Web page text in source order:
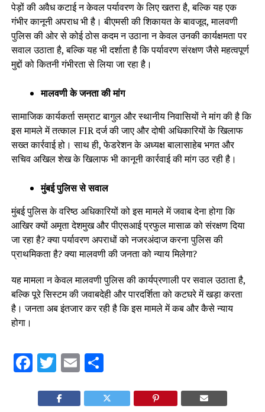
पेड़ों की अवैध कटाई न केवल पर्यावरण के लिए खतरा है, बल्कि यह एक
गंभीर कानूनी अपराध भी है। बीएमसी की शिकायत के बावजूद, मालवणी
पुलिस की ओर से कोई ठोस कदम न उठाना न केवल उनकी कार्यक्षमता पर
सवाल उठाता है, बल्कि यह भी दर्शाता है कि पर्यावरण संरक्षण जैसे महत्वपूर्ण
मुद्दों को कितनी गंभीरता से लिया जा रहा है।
मालवणी के जनता की मांग
सामाजिक कार्यकर्ता सम्राट बागुल और स्थानीय निवासियों ने मांग की है कि
इस मामले में तत्काल FIR दर्ज की जाए और दोषी अधिकारियों के खिलाफ
सख्त कार्रवाई हो। साथ ही, फेडरेशन के अध्यक्ष बालासाहेब भगत और
सचिव अखिल शेख के खिलाफ भी कानूनी कार्रवाई की मांग उठ रही है।
मुंबई पुलिस से सवाल
मुंबई पुलिस के वरिष्ठ अधिकारियों को इस मामले में जवाब देना होगा कि
आखिर क्यों अमृता देशमुख और पीएसआई प्रफुल मासाळ को संरक्षण दिया
जा रहा है? क्या पर्यावरण अपराधों को नजरअंदाज करना पुलिस की
प्राथमिकता है? क्या मालवणी की जनता को न्याय मिलेगा?
यह मामला न केवल मालवणी पुलिस की कार्यप्रणाली पर सवाल उठाता है,
बल्कि पूरे सिस्टम की जवाबदेही और पारदर्शिता को कटघरे में खड़ा करता
है। जनता अब इंतजार कर रही है कि इस मामले में कब और कैसे न्याय
होगा।
Facebook
Twitter
Email